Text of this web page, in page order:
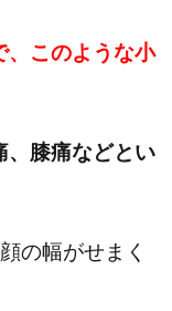
、このような小
、膝痛などとい
の幅がせまく